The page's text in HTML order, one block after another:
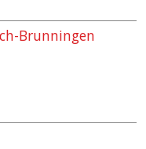
Brunningen